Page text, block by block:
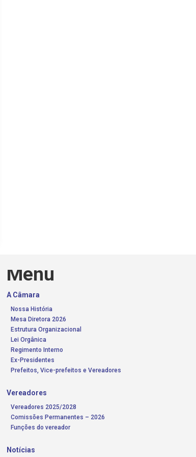
Menu
A Câmara
Nossa História
Mesa Diretora 2026
Estrutura Organizacional
Lei Orgânica
Regimento Interno
Ex-Presidentes
Prefeitos, Vice-prefeitos e Vereadores
Vereadores
Vereadores 2025/2028
Comissões Permanentes – 2026
Funções do vereador
Notícias